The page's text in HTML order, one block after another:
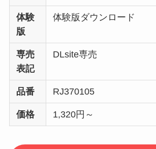
体験
版
体験版ダウンロード
専売
表記
DLsite専売
品番 RJ370105
価格 1,320円～